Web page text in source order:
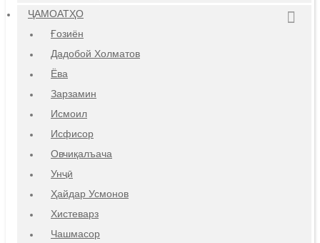
ҶАМОАТҲО
Ғозиён
Дадобой Холматов
Ёва
Зарзамин
Исмоил
Исфисор
Овчиқалъача
Унҷӣ
Ҳайдар Усмонов
Хистеварз
Чашмасор